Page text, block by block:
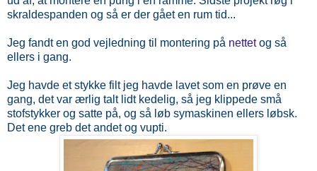
skraldespanden og så er der gået en rum tid...
Jeg fandt en god vejledning til montering på nettetog så
ellers i gang.
Jeg havde et stykke filt jeg havde lavet som en prøve en
gang, det var ærlig talt lidt kedelig, så jeg klippede små
stofstykker og satte på, og så løb symaskinen ellers løbsk.
Det ene greb det andet og vupti.